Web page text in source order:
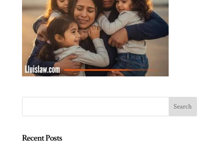
Recent Posts